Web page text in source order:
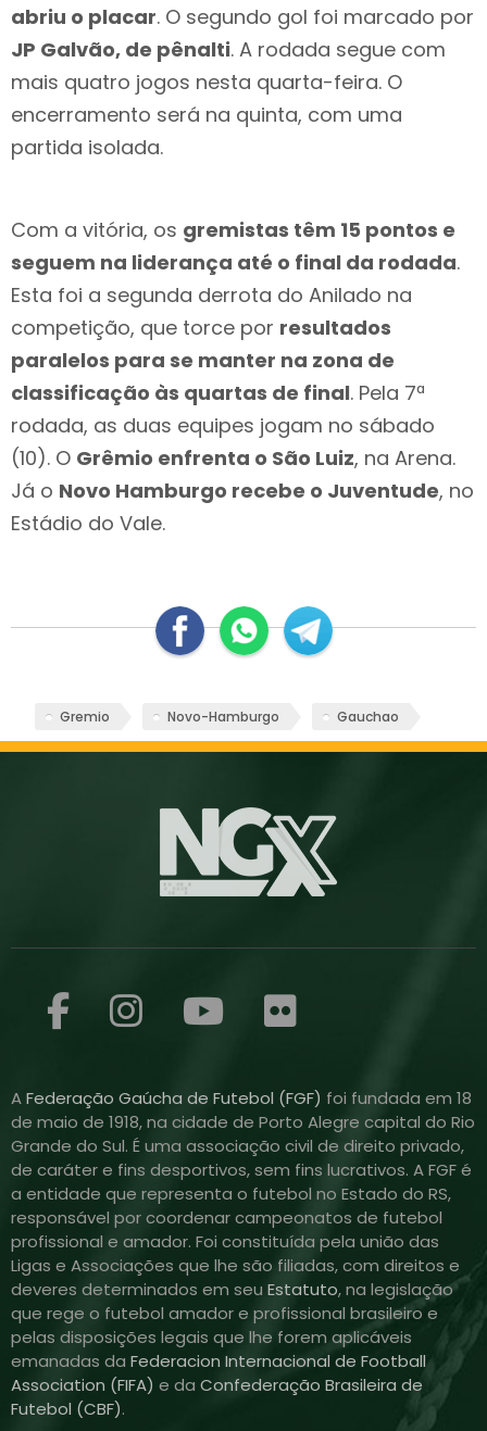
abriu o placar. O segundo gol foi marcado por
JP Galvão, de pênalti. A rodada segue com
mais quatro jogos nesta quarta-feira. O
encerramento será na quinta, com uma
partida isolada.
Com a vitória, os gremistas têm 15 pontos e
seguem na liderança até o final da rodada.
Esta foi a segunda derrota do Anilado na
competição, que torce por resultados
paralelos para se manter na zona de
classificação às quartas de final. Pela 7ª
rodada, as duas equipes jogam no sábado
(10). O Grêmio enfrenta o São Luiz, na Arena.
Já o Novo Hamburgo recebe o Juventude, no
Estádio do Vale.
Gremio Novo-Hamburgo Gauchao
AFederação Gaúcha de Futebol (FGF) foi fundada em 18
de maio de 1918, na cidade de Porto Alegre capital do Rio
Grande do Sul. É uma associação civil de direito privado,
de caráter e fins desportivos, sem fins lucrativos. A FGF é
a entidade que representa o futebol no Estado do RS,
responsável por coordenar campeonatos de futebol
profissional e amador. Foi constituída pela união das
Ligas e Associações que lhe são filiadas, com direitos e
deveres determinados em seu Estatuto, na legislação
que rege o futebol amador e profissional brasileiro e
pelas disposições legais que lhe forem aplicáveis
emanadas da Federacion Internacional de Football
Association (FIFA) e da Confederação Brasileira de
Futebol (CBF).